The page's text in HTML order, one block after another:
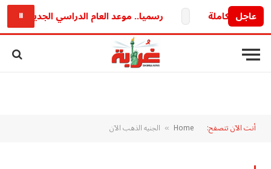
عاجل رسميا.. موعد العام الدراسي الجديد 2026/2027 وخريطة الدراسة والامتحانات كاملة ⏸
أنت الآن تتصفح: Home
» الجنيه الذهب الآن